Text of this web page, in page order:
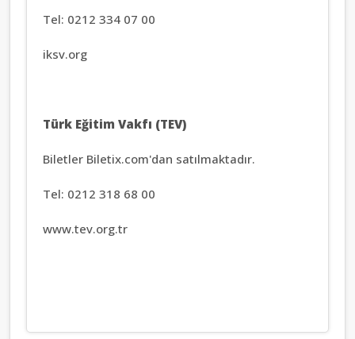
Tel: 0212 334 07 00
iksv.org
Türk Eğitim Vakfı (TEV)
Biletler Biletix.com'dan satılmaktadır.
Tel: 0212 318 68 00
www.tev.org.tr